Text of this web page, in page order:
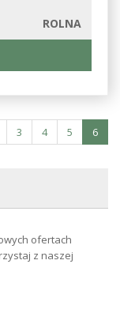
ROLNA
3 4 5 6
ofertach
z naszej